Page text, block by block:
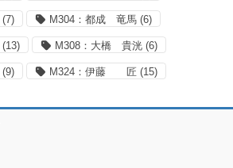
(7) M304：都成 竜馬 (6)
(13) M308：大橋 貴洸 (6)
(9) M324：伊藤 匠 (15)